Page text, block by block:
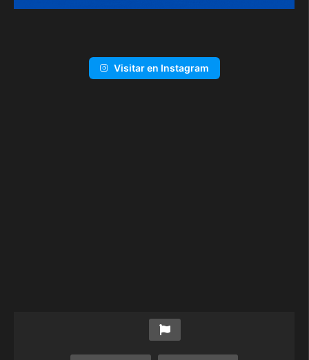
Visitar en Instagram